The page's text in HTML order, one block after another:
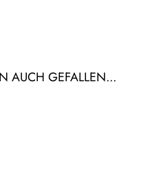
AUCH GEFALLEN...